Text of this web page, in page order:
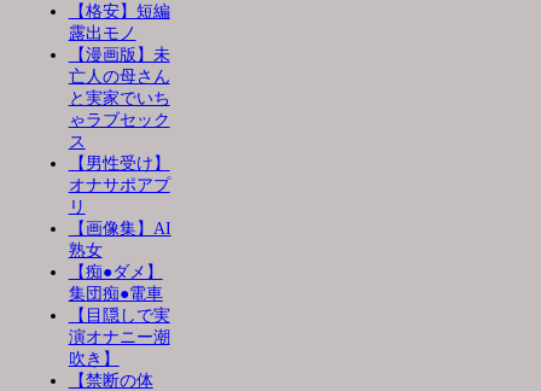
【格安】短編
露出モノ
【漫画版】未
亡人の母さん
と実家でいち
ゃラブセック
ス
【男性受け】
オナサポアプ
リ
【画像集】AI
熟女
【痴●ダメ】
集団痴●電車
【目隠しで実
演オナニー潮
吹き】
【禁断の体